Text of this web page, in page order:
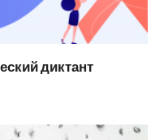
диктант